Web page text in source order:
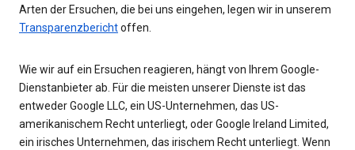
Arten der Ersuchen, die bei uns eingehen, legen wir in unserem
Transparenzberichtoffen.
Wie wir auf ein Ersuchen reagieren, hängt von Ihrem Google-
Dienstanbieter ab. Für die meisten unserer Dienste ist das
entweder Google LLC, ein US-Unternehmen, das US-
amerikanischem Recht unterliegt, oder Google Ireland Limited,
ein irisches Unternehmen, das irischem Recht unterliegt. Wenn